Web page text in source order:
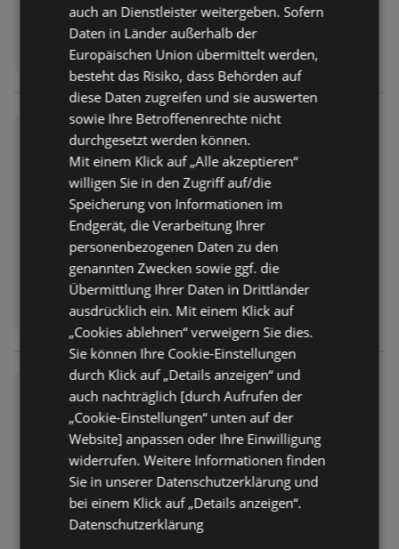
Zugabe von
Geschmacksverstärkern,
Stabilisatoren, Aromen und
Phosphat. Vom Bauernhof bis zum
Supermarkt wird streng von
unabhängigen Kontrollstellen die
Bio-Qualität kontrolliert. Alle Ja!
Natürlich Produkte sind zu 100 %
gentechnikfrei gemäß EU-Bio-
Verordnung.
ERHÄLTLICH BEI:
BILLA
Clever Milchbrötchen
Preis nur 1,69 €
Entfernt:
63,18 km
Die clever Milchbrötchen eigenen
sich perfekt mit Butter und
Marmelade fürs Frühstück oder als
praktischer Snack für unterwegs.
ERHÄLTLICH BEI:
BILLA
Ja! Natürlich Suppentasse
Preis nur 2,75 €
Entfernt: 63,18 km
ERHÄLTLICH BEI:
auch an Dienstleister weitergeben. Sofern
Daten in Länder außerhalb der
Europäischen Union übermittelt werden,
besteht das Risiko, dass Behörden auf
diese Daten zugreifen und sie auswerten
sowie Ihre Betroffenenrechte nicht
durchgesetzt werden können.
Mit einem Klick auf „Alle akzeptieren“
willigen Sie in den Zugriff auf/die
Speicherung von Informationen im
Endgerät, die Verarbeitung Ihrer
personenbezogenen Daten zu den
genannten Zwecken sowie ggf. die
Übermittlung Ihrer Daten in Drittländer
ausdrücklich ein. Mit einem Klick auf
„Cookies ablehnen“ verweigern Sie dies.
Sie können Ihre Cookie-Einstellungen
durch Klick auf „Details anzeigen“ und
auch nachträglich [durch Aufrufen der
„Cookie-Einstellungen“ unten auf der
Website] anpassen oder Ihre Einwilligung
widerrufen. Weitere Informationen finden
Sie in unserer Datenschutzerklärung und
bei einem Klick auf „Details anzeigen“.
Datenschutzerklärung